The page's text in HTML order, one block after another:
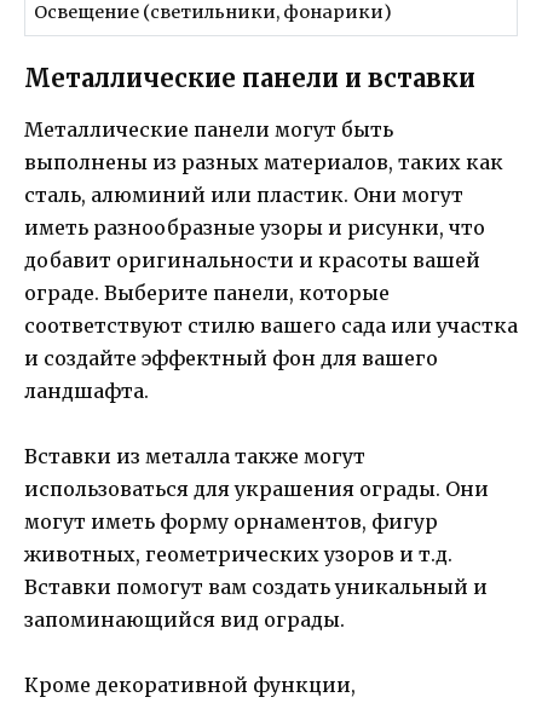
Освещение (светильники, фонарики)
Металлические панели и вставки
Металлические панели могут быть
выполнены из разных материалов, таких как
сталь, алюминий или пластик. Они могут
иметь разнообразные узоры и рисунки, что
добавит оригинальности и красоты вашей
ограде. Выберите панели, которые
соответствуют стилю вашего сада или участка
и создайте эффектный фон для вашего
ландшафта.
Вставки из металла также могут
использоваться для украшения ограды. Они
могут иметь форму орнаментов, фигур
животных, геометрических узоров и т.д.
Вставки помогут вам создать уникальный и
запоминающийся вид ограды.
Кроме декоративной функции,